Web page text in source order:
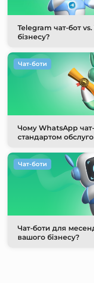
Telegram чат-бот
бізнесу?
Чому WhatsApp
стандартом
Чат-боти
Чат-боти для
вашого бізнесу?
Чат-боти